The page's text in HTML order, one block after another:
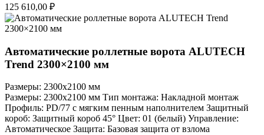
125 610,00 ₽
Автоматические роллетные ворота ALUTECH
Trend 2300×2100 мм
Размеры: 2300x2100 мм
Размеры: 2300x2100 мм Тип монтажа: Накладной монтаж
Профиль: PD/77 c мягким пенным наполнителем Защитный
короб: Защитный короб 45° Цвет: 01 (белый) Управление:
Автоматическое Защита: Базовая защита от взлома